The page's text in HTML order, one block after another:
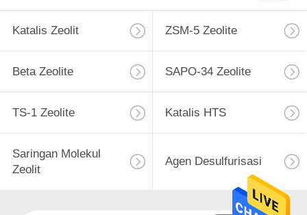
Katalis Zeolit ZSM-5 Zeolite
Beta Zeolite SAPO-34 Zeolite
TS-1 Zeolite Katalis HTS
Saringan Molekul
Zeolit
Agen Desulfurisasi